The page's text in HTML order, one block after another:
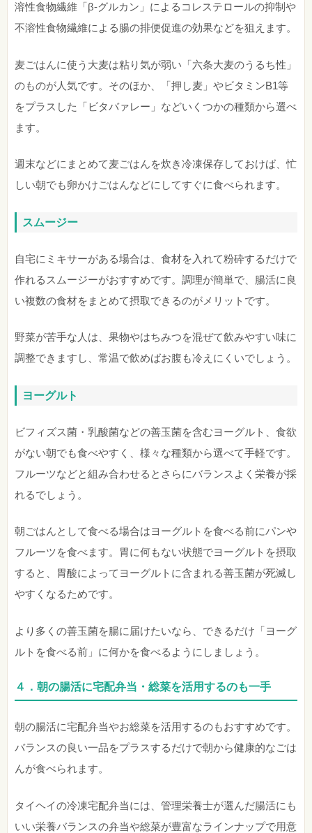
溶性食物繊維「β-グルカン」によるコレステロールの抑制や
不溶性食物繊維による腸の排便促進の効果などを狙えます。
麦ごはんに使う大麦は粘り気が弱い「六条大麦のうるち性」
のものが人気です。そのほか、「押し麦」やビタミンB1等
をプラスした「ビタバァレー」などいくつかの種類から選べ
ます。
週末などにまとめて麦ごはんを炊き冷凍保存しておけば、忙
しい朝でも卵かけごはんなどにしてすぐに食べられます。
スムージー
自宅にミキサーがある場合は、食材を入れて粉砕するだけで
作れるスムージーがおすすめです。調理が簡単で、腸活に良
い複数の食材をまとめて摂取できるのがメリットです。
野菜が苦手な人は、果物やはちみつを混ぜて飲みやすい味に
調整できますし、常温で飲めばお腹も冷えにくいでしょう。
ヨーグルト
ビフィズス菌・乳酸菌などの善玉菌を含むヨーグルト、食欲
がない朝でも食べやすく、様々な種類から選べて手軽です。
フルーツなどと組み合わせるとさらにバランスよく栄養が採
れるでしょう。
朝ごはんとして食べる場合はヨーグルトを食べる前にパンや
フルーツを食べます。胃に何もない状態でヨーグルトを摂取
すると、胃酸によってヨーグルトに含まれる善玉菌が死滅し
やすくなるためです。
より多くの善玉菌を腸に届けたいなら、できるだけ「ヨーグ
ルトを食べる前」に何かを食べるようにしましょう。
４．朝の腸活に宅配弁当・総菜を活用するのも一手
朝の腸活に宅配弁当やお総菜を活用するのもおすすめです。
バランスの良い一品をプラスするだけで朝から健康的なごは
んが食べられます。
タイヘイの冷凍宅配弁当には、管理栄養士が選んだ腸活にも
いい栄養バランスの弁当や総菜が豊富なラインナップで用意